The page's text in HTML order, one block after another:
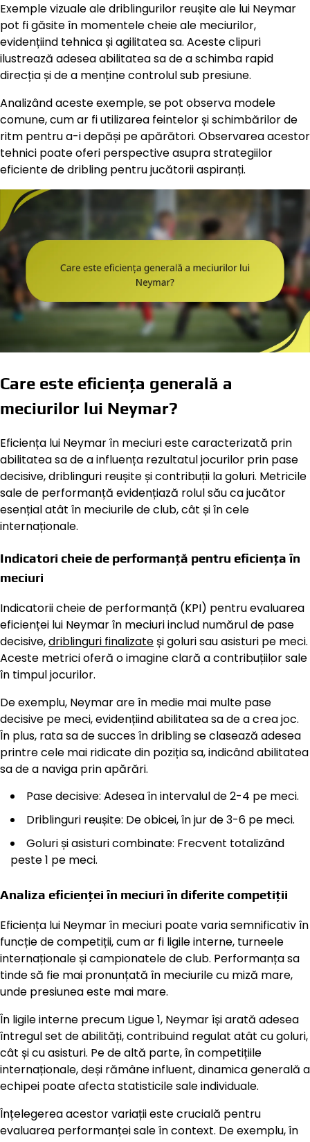
Exemple vizuale ale driblingurilor reușite ale lui Neymar
pot fi găsite în momentele cheie ale meciurilor,
evidențiind tehnica și agilitatea sa. Aceste clipuri
ilustrează adesea abilitatea sa de a schimba rapid
direcția și de a menține controlul sub presiune.
Analizând aceste exemple, se pot observa modele
comune, cum ar fi utilizarea feintelor și schimbărilor de
ritm pentru a-i depăși pe apărători. Observarea acestor
tehnici poate oferi perspective asupra strategiilor
eficiente de dribling pentru jucătorii aspiranți.
Care este eficiența generală a
meciurilor lui Neymar?
Eficiența lui Neymar în meciuri este caracterizată prin
abilitatea sa de a influența rezultatul jocurilor prin pase
decisive, driblinguri reușite și contribuții la goluri. Metricile
sale de performanță evidențiază rolul său ca jucător
esențial atât în meciurile de club, cât și în cele
internaționale.
Indicatori cheie de performanță pentru eficiența în
meciuri
Indicatorii cheie de performanță (KPI) pentru evaluarea
eficienței lui Neymar în meciuri includ numărul de pase
decisive,driblinguri finalizateși goluri sau asisturi pe meci.
Aceste metrici oferă o imagine clară a contribuțiilor sale
în timpul jocurilor.
De exemplu, Neymar are în medie mai multe pase
decisive pe meci, evidențiind abilitatea sa de a crea joc.
În plus, rata sa de succes în dribling se clasează adesea
printre cele mai ridicate din poziția sa, indicând abilitatea
sa de a naviga prin apărări.
Pase decisive: Adesea în intervalul de 2-4 pe meci.
Driblinguri reușite: De obicei, în jur de 3-6 pe meci.
Goluri și asisturi combinate: Frecvent totalizând
peste 1 pe meci.
Analiza eficienței în meciuri în diferite competiții
Eficiența lui Neymar în meciuri poate varia semnificativ în
funcție de competiții, cum ar fi ligile interne, turneele
internaționale și campionatele de club. Performanța sa
tinde să fie mai pronunțată în meciurile cu miză mare,
unde presiunea este mai mare.
În ligile interne precum Ligue 1, Neymar își arată adesea
întregul set de abilități, contribuind regulat atât cu goluri,
cât și cu asisturi. Pe de altă parte, în competițiile
internaționale, deși rămâne influent, dinamica generală a
echipei poate afecta statisticile sale individuale.
Înțelegerea acestor variații este crucială pentru
evaluarea performanței sale în context. De exemplu, în